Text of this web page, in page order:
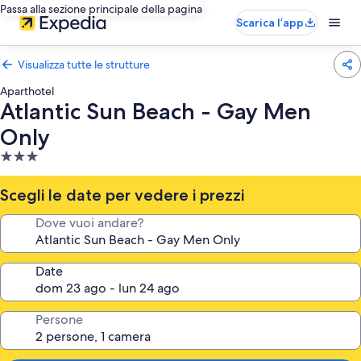
Passa alla sezione principale della pagina
Scarica l’app
Visualizza tutte le strutture
Aparthotel
Atlantic Sun Beach - Gay Men
Only
Struttura
a
3.0
stelle
Scegli le date per vedere i prezzi
Dove vuoi andare?
Date
Persone